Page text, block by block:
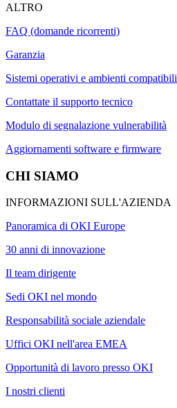
ALTRO
FAQ (domande ricorrenti)
Garanzia
Sistemi operativi e ambienti compatibili
Contattate il supporto tecnico
Modulo di segnalazione vulnerabilità
Aggiornamenti software e firmware
CHI SIAMO
INFORMAZIONI SULL'AZIENDA
Panoramica di OKI Europe
30 anni di innovazione
Il team dirigente
Sedi OKI nel mondo
Responsabilità sociale aziendale
Uffici OKI nell'area EMEA
Opportunità di lavoro presso OKI
I nostri clienti